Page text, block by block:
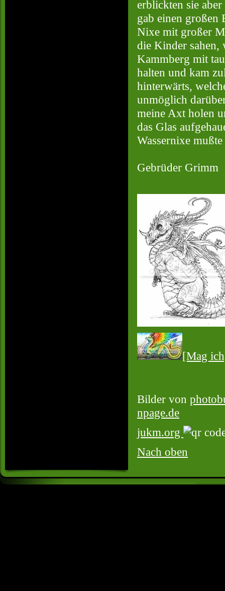
erblickten sie
gab einen großen
Nixe mit großer
die Kinder sahen,
Kammberg mit
halten und kam
hinterwärts,
unmöglich
meine Axt holen
das Glas
Wassernixe
Gebrüder Grimm
[Mag
Bilder von
npage.de
jukm.org
Nach oben